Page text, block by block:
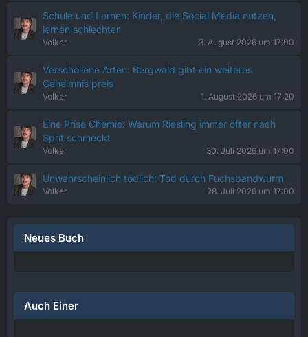
Schule und Lernen: Kinder, die Social Media nutzen,
lernen schlechter
Volker 3. August 2026 um 17:00
Verschollene Arten: Bergwald gibt ein weiteres
Geheimnis preis
Volker 1. August 2026 um 17:20
Eine Prise Chemie: Warum Riesling immer öfter nach
Sprit schmeckt
Volker 30. Juli 2026 um 17:00
Unwahrscheinlich tödlich: Tod durch Fuchsbandwurm
Volker 28. Juli 2026 um 17:00
Neues Buch
Auch Einer